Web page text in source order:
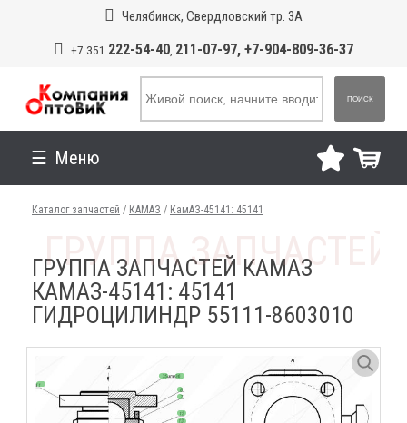
Челябинск, Свердловский тр. 3А
+7 351 222-54-40, 211-07-97, +7-904-809-36-37
ПОИСК
Меню
Каталог запчастей / КАМАЗ / КамАЗ-45141: 45141
ГРУППА ЗАПЧАСТЕЙ КАМАЗ
КАМАЗ-45141: 45141
ГИДРОЦИЛИНДР 55111-8603010